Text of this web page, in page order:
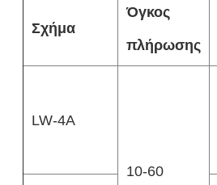
Σχήμα
Όγκος
πλήρωσης
LW-4A
10-60